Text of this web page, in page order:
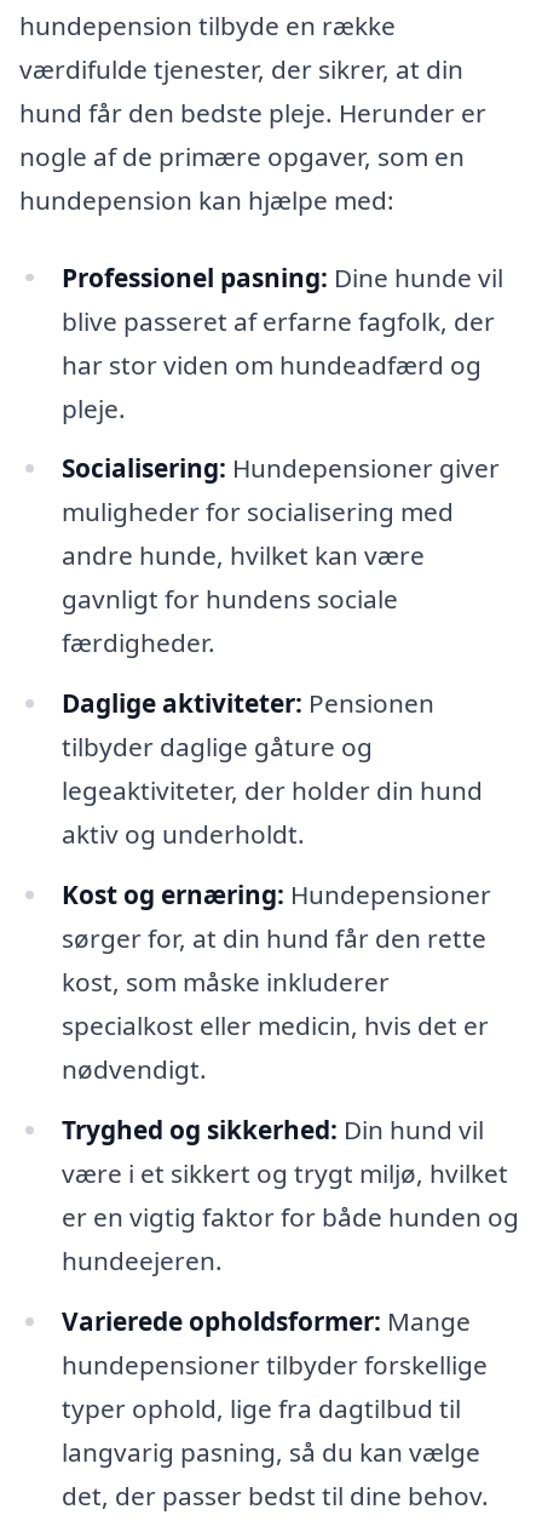
hundepension tilbyde en række
værdifulde tjenester, der sikrer, at din
hund får den bedste pleje. Herunder er
nogle af de primære opgaver, som en
hundepension kan hjælpe med:
Professionel pasning: Dine hunde vil
blive passeret af erfarne fagfolk, der
har stor viden om hundeadfærd og
pleje.
Socialisering: Hundepensioner giver
muligheder for socialisering med
andre hunde, hvilket kan være
gavnligt for hundens sociale
færdigheder.
Daglige aktiviteter: Pensionen
tilbyder daglige gåture og
legeaktiviteter, der holder din hund
aktiv og underholdt.
Kost og ernæring: Hundepensioner
sørger for, at din hund får den rette
kost, som måske inkluderer
specialkost eller medicin, hvis det er
nødvendigt.
Tryghed og sikkerhed: Din hund vil
være i et sikkert og trygt miljø, hvilket
er en vigtig faktor for både hunden og
hundeejeren.
Varierede opholdsformer: Mange
hundepensioner tilbyder forskellige
typer ophold, lige fra dagtilbud til
langvarig pasning, så du kan vælge
det, der passer bedst til dine behov.